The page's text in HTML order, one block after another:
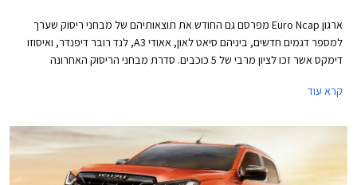
ארגון Euro Ncap מפרסם גם החודש את תוצאותיהם של מבחני ריסוק שערך
למספר דגמים חדשים, ביניהם סיאט לאון, אאודי A3, לנד רובר דיפנדר, ואיסוזו
דימקס אשר זכו לציון מרבי של 5 כוכבים. סדרת מבחני הריסוק האחרונה
דרישות הבטיחות העומדות בפני היצרנים.
קרא עוד